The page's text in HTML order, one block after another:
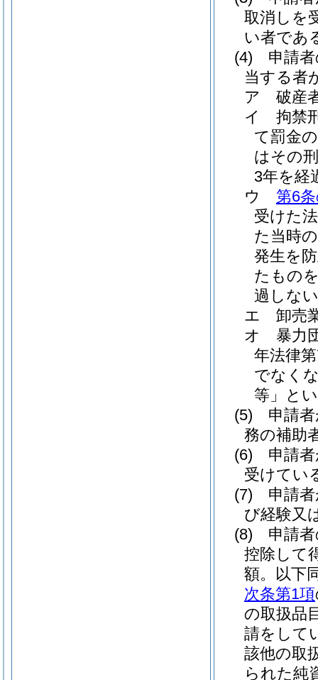
取消しを
い者であ
(4)
申請
当する者
ア
破産
イ
拘禁
て罰金
はその
3年を経
ウ
第6
受けた
た当時
発生を
たもの
過しな
エ
卸売
オ
暴力
年法律
でなく
等」と
(5)
申請
務の補助
(6)
申請
受けてい
(7)
申請
び経験又
(8)
申請
控除して
額。以下
次条第1項
の取扱品
請をして
該他の取
られた純